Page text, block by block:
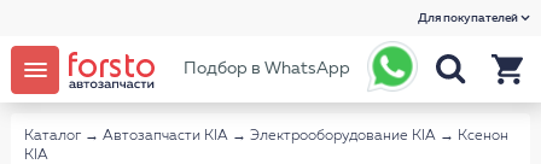
Для покупателей
Подбор в WhatsApp
Каталог → Автозапчасти KIA → Электрооборудование KIA → Ксенон
KIA